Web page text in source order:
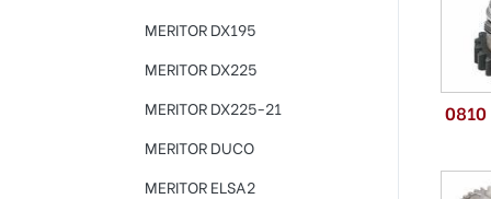
MERITOR DX195
MERITOR DX225
MERITOR DX225-21
MERITOR DUCO
MERITOR ELSA2
0810